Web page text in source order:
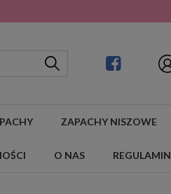
ZAPACHY NISZOWE
O NAS